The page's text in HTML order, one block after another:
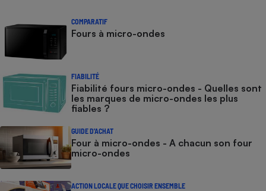
COMPARATIF
Fours à micro-ondes
FIABILITÉ
Fiabilité fours micro-ondes - Quelles sont
les marques de micro-ondes les plus
fiables ?
GUIDE D'ACHAT
Four à micro-ondes - A chacun son four
micro-ondes
ACTION LOCALE QUE CHOISIR ENSEMBLE